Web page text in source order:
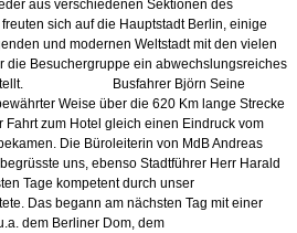
aus verschiedenen Sektionen des
sich auf die Hauptstadt Berlin, einige
und modernen Weltstadt mit den vielen
die Besuchergruppe ein abwechslungsreiches
erstellt. Busfahrer Björn Seine
Weise über die 620 Km lange Strecke
Fahrt zum Hotel gleich einen Eindruck vom
Die Büroleiterin von MdB Andreas
uns, ebenso Stadtführer Herr Harald
Tage kompetent durch unser
Das begann am nächsten Tag mit einer
dem Berliner Dom, dem